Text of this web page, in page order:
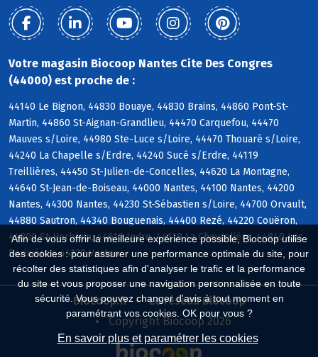
Afin de vous offrir la meilleure expérience possible, Biocoop utilise
des cookies : pour assurer une performance optimale du site, pour
récolter des statistiques afin d'analyser le trafic et la performance
du site et vous proposer une navigation personnalisée en toute
sécurité. Vous pouvez changer d'avis à tout moment en
paramétrant vos cookies. OK pour vous ?
En savoir plus et paramétrer les cookies
Votre magasin Biocoop Nantes Cite Des Congres
(44000) est proche de :
44140 Le Bignon, 44830 Bouaye, 44830 Brains, 44860 Pont-St-
Martin, 44860 St-Aignan-Grandlieu, 44470 Carquefou, 44470
Mauves s/Loire, 44980 Ste-Luce s/Loire, 44470 Thouaré s/Loire,
44240 La Chapelle s/Erdre, 44240 Sucé s/Erdre, 44119
Treillières, 44450 St-Julien-de-Concelles, 44620 La Montagne,
44640 St-Jean-de-Boiseau, 44000 Nantes, 44100 Nantes, 44200
Nantes, 44300 Nantes, 44230 St-Sébastien s/Loire, 44700 Orvault,
44880 Sautron, 44340 Bouguenais, 44400 Rezé, 44220 Couëron,
44800 St-Herblain, 44610 Indre, 44118 La Chevrolière, 44840 Les
Sorinières, 44120 Vertou
Biocoop.fr
Le réseau Biocoop
Copyright Biocoop 2026